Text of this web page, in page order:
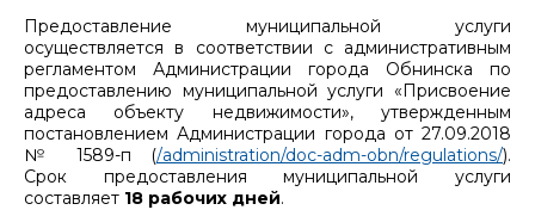
Предоставление муниципальной услуги
осуществляется в соответствии с административным
регламентом Администрации города Обнинска по
предоставлению муниципальной услуги «Присвоение
адреса объекту недвижимости», утвержденным
постановлением Администрации города от 27.09.2018
№ 1589-п (/administration/doc-adm-obn/regulations/).
Срок предоставления муниципальной услуги
составляет 18 рабочих дней.